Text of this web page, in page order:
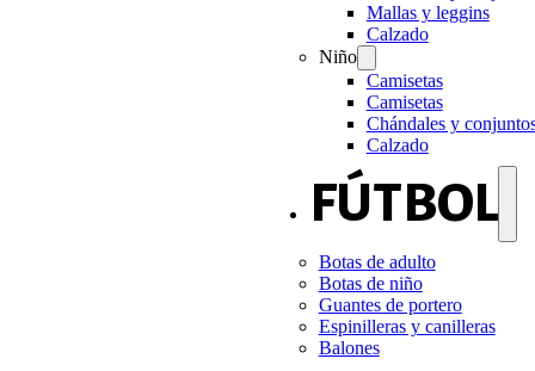
Mallas y leggins
Calzado
Niño
Camisetas
Camisetas
Chándales y
Calzado
FÚTBOL
Botas de adulto
Botas de niño
Guantes de portero
Espinilleras y canilleras
Balones